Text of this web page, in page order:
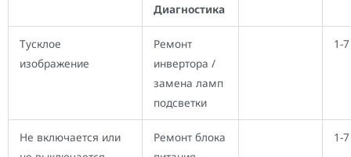
Диагностика
Тусклое
изображение
Ремонт
инвертора /
замена ламп
подсветки
1-
Не включается или
Ремонт блока
1-